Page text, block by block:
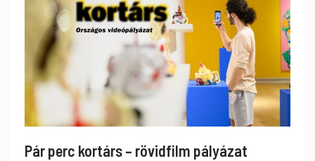
Pár perc kortárs – rövidfilm pályázat